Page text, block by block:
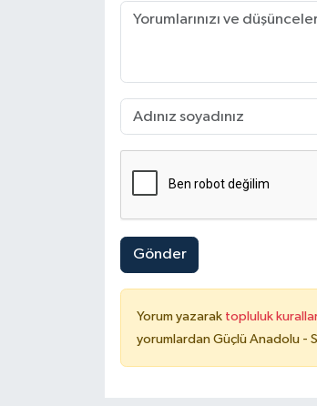
Gönder
Yorum yazarak topluluk
yorumlardan Güçlü Anadolu -